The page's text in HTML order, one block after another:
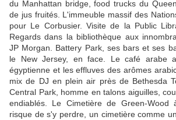
du Manhattan bridge, food trucks du
de jus fruités. L'immeuble massif des
pour Le Corbusier. Visite de la Public
Regards dans la bibliothèque aux
JP Morgan. Battery Park, ses bars et ses
le New Jersey, en face. Le café arabe
égyptienne et les effluves des arômes
mix de DJ en plein air près de Bethesda
Central Park, homme en talons aiguilles,
endiablés. Le Cimetière de Green-
risque de s'y perdre, un cimetière comme